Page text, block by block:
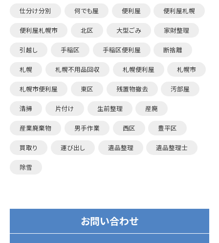
仕分け分別 何でも屋 便利屋 便利屋札幌
便利屋札幌市 北区 大型ごみ 家財整理
引越し 手稲区 手稲区便利屋 断捨離
札幌 札幌不用品回収 札幌便利屋 札幌市
札幌市便利屋 東区 残置物撤去 汚部屋
清掃 片付け 生前整理 産廃
産業廃棄物 男手作業 西区 豊平区
買取り 運び出し 遺品整理 遺品整理士
除雪
お問い合わせ